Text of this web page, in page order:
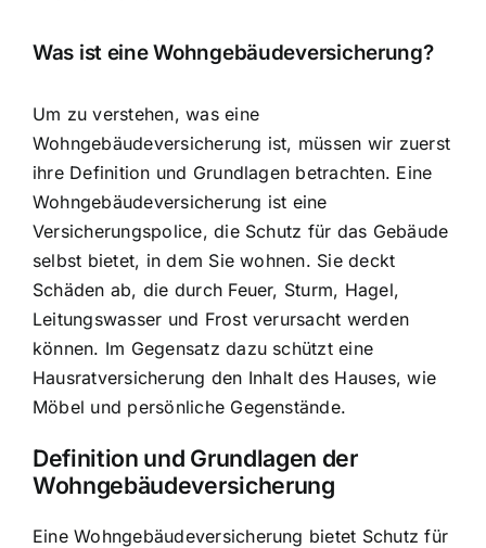
Was ist eine Wohngebäudeversicherung?
Um zu verstehen, was eine
Wohngebäudeversicherung ist, müssen wir zuerst
ihre Definition und Grundlagen betrachten. Eine
Wohngebäudeversicherung ist eine
Versicherungspolice, die Schutz für das Gebäude
selbst bietet, in dem Sie wohnen. Sie deckt
Schäden ab, die durch Feuer, Sturm, Hagel,
Leitungswasser und Frost verursacht werden
können. Im Gegensatz dazu schützt eine
Hausratversicherung den Inhalt des Hauses, wie
Möbel und persönliche Gegenstände.
Definition und Grundlagen der
Wohngebäudeversicherung
Eine Wohngebäudeversicherung bietet Schutz für